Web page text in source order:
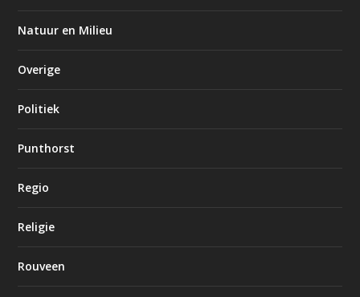
Natuur en Milieu
Overige
Politiek
Punthorst
Regio
Religie
Rouveen